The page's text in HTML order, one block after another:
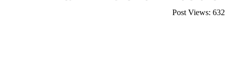
Post Views: 632